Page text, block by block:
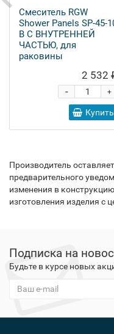
Смеситель RGW
Shower Panels SP-45-
B С ВНУТРЕННЕЙ
ЧАСТЬЮ, для
раковины
2 532
+
-
Купить
Производитель
предварительного
изменения в
изготовления изделия с
Подписка на
Будьте в курсе новых